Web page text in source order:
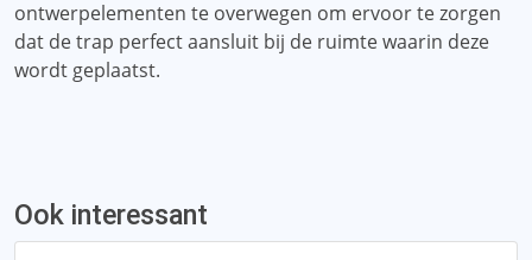
ontwerpelementen te overwegen om ervoor te zorgen
dat de trap perfect aansluit bij de ruimte waarin deze
wordt geplaatst.
Ook interessant